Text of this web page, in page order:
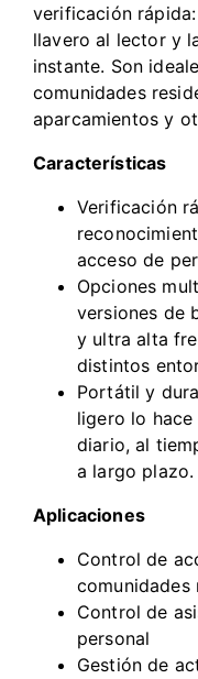
verificación
llavero al lector y
instante. Son
comunidades
aparcamientos y
Características
Verificación
acceso de
Opciones
versiones de
y ultra alta
distintos
Portátil y
ligero lo
diario, al
a largo plazo.
Aplicaciones
Control de
comunidades
Control de
personal
Gestión de